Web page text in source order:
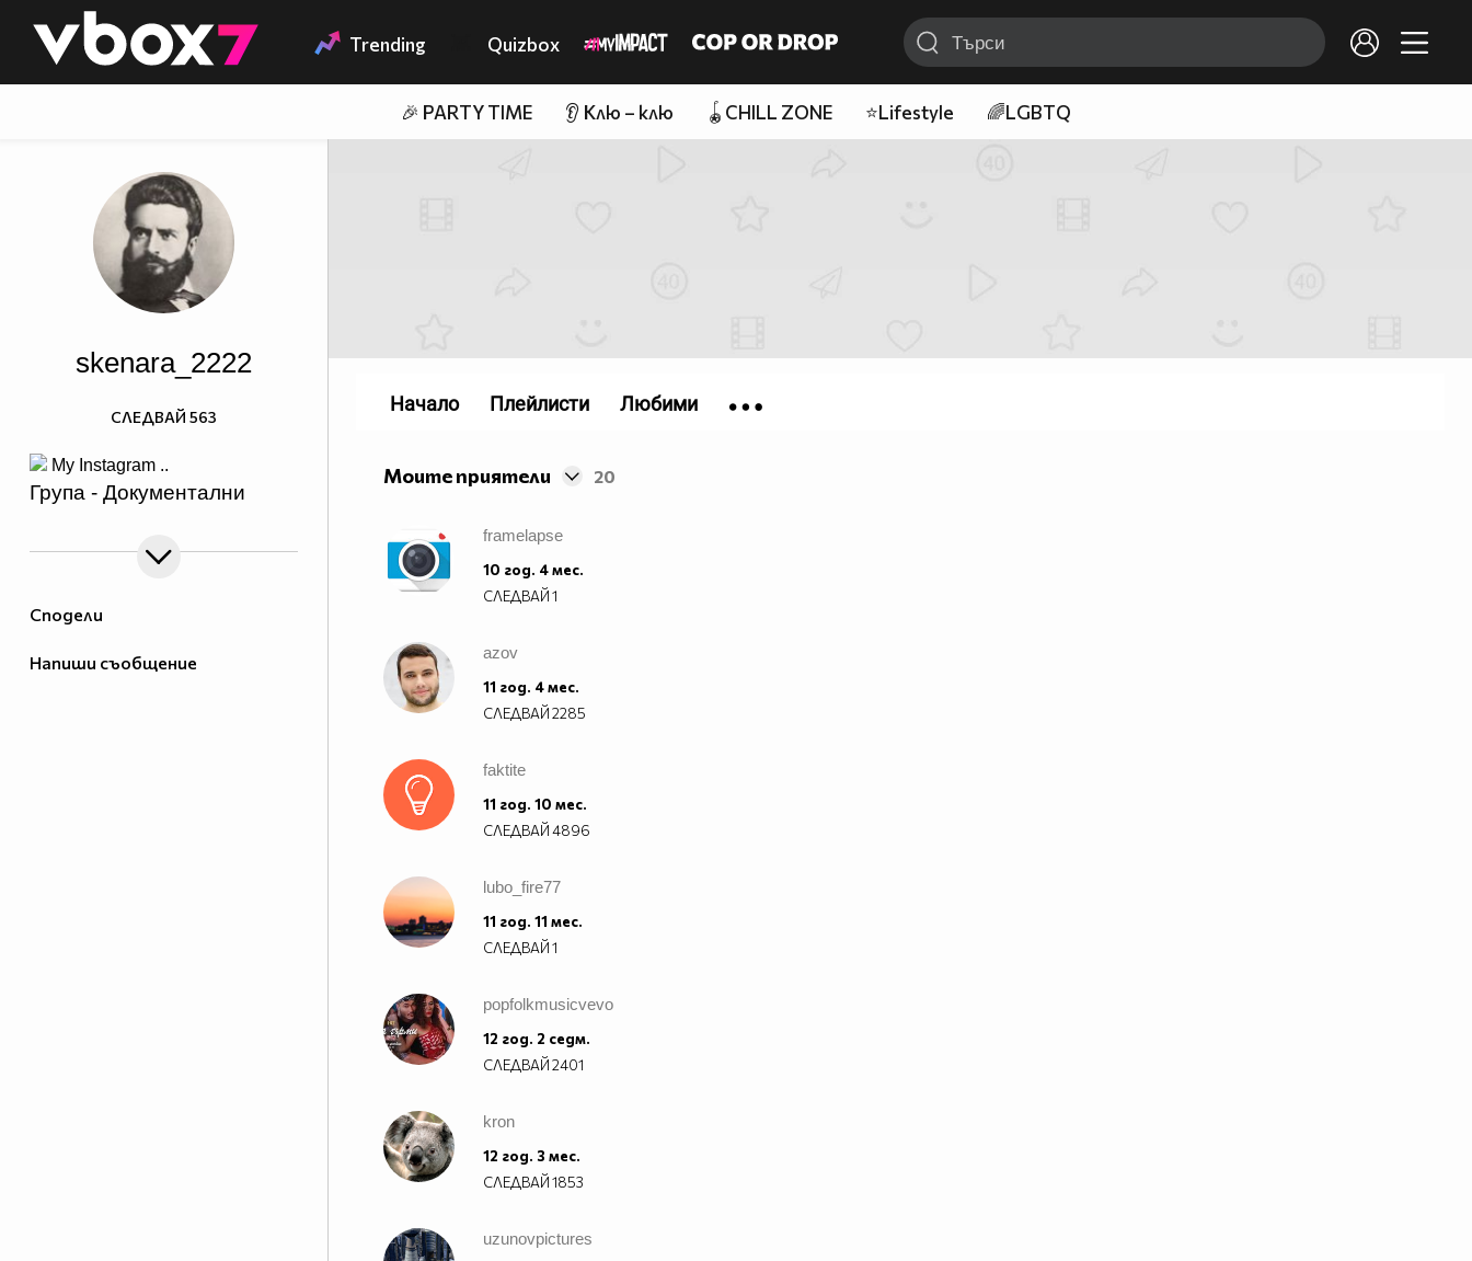
👾 Trending Quizbox
🎉 PARTY TIME 👂 Клю – клю 🪀CHILL ZONE ⭐Lifestyle 🌈LGBTQ
Сподели
Напиши съобщение
skenara_2222
My Instagram ..
Група - Документални
СЛЕДВАЙ 563
Моите приятели 20
framelapse
10 год. 4 мес.
СЛЕДВАЙ1
azov
11 год. 4 мес.
СЛЕДВАЙ2285
faktite
11 год. 10 мес.
СЛЕДВАЙ4896
lubo_fire77
11 год. 11 мес.
СЛЕДВАЙ1
popfolkmusicvevo
12 год. 2 седм.
СЛЕДВАЙ2401
kron
12 год. 3 мес.
СЛЕДВАЙ1853
uzunovpictures
Начало Плейлисти Любими